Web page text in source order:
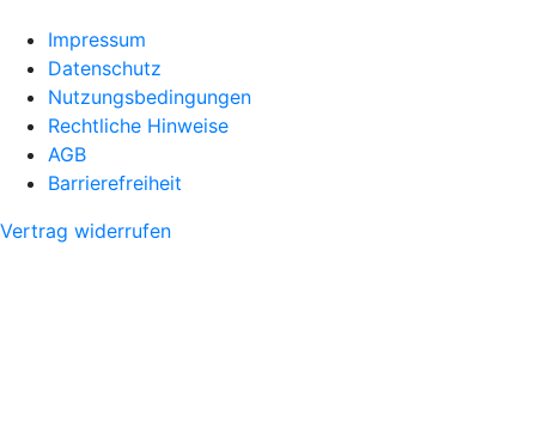
Impressum
Datenschutz
Nutzungsbedingungen
Rechtliche Hinweise
AGB
Barrierefreiheit
Vertrag widerrufen